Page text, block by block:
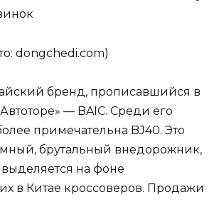
dongchedi.com)
бренд, прописавшийся в
— BAIC. Среди его
примечательна BJ40. Это
брутальный внедорожник,
на фоне
в Китае кроссоверов. Продажи